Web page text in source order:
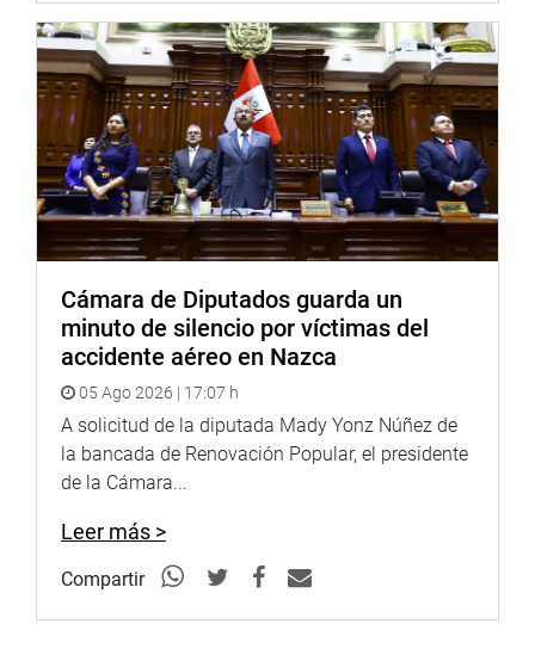
Empresarial – IPAE, Elena Conterno Martinelli, quien
expuso el tema “Promoción de Equidad de Género en las
Empresas”; y Ana María Choquehuanca, presidenta de la
Asociación de Gremios de la Pequeña Empresa en el
Perú”, quien abordó la temática “Mujer MYPE: Avances y
Perspectivas”.
OFICINA DE COMUNICACIONES
Cámara de Diputados guarda un
minuto de silencio por víctimas del
accidente aéreo en Nazca
05 Ago 2026 | 17:07 h
A solicitud de la diputada Mady Yonz Núñez de
la bancada de Renovación Popular, el presidente
de la Cámara...
Leer más >
Compartir